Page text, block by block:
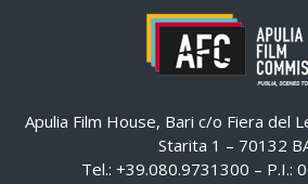
Apulia Film House, Bari c/o Fiera del
Starita 1 – 70132
Tel.: +39.080.9731300 – P.I.: